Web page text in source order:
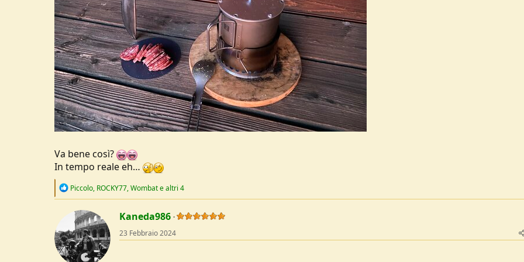
Va bene così?
In tempo reale eh…
R
c
i
o
n
Piccolo, ROCKY77,Wombate altri 4
Kaneda986
23 Febbraio 2024